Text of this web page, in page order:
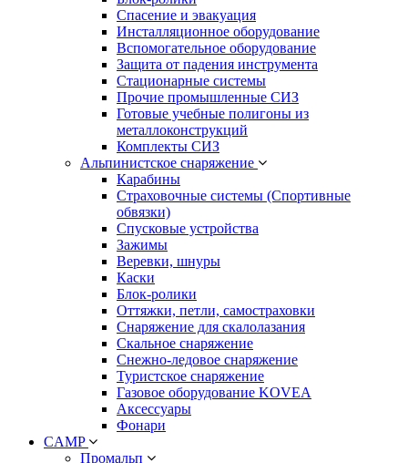
Спасение и эвакуация
Инсталляционное оборудование
Вспомогательное оборудование
Защита от падения инструмента
Стационарные системы
Прочие промышленные СИЗ
Готовые учебные полигоны из
металлоконструкций
Комплекты СИЗ
Альпинистское снаряжение
Карабины
Страховочные системы (Спортивные
обвязки)
Спусковые устройства
Зажимы
Веревки, шнуры
Каски
Блок-ролики
Оттяжки, петли, самостраховки
Снаряжение для скалолазания
Скальное снаряжение
Снежно-ледовое снаряжение
Туристское снаряжение
Газовое оборудование KOVEA
Аксессуары
Фонари
CAMP
Промальп